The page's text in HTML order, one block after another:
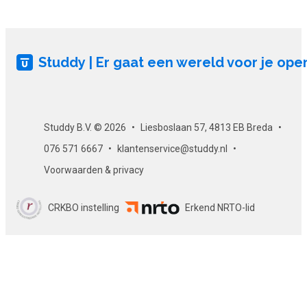
plaatsen. Zo ontwikkel je je en laat je het ook aan anderen
zien!
Studdy | Er gaat een wereld voor je
Studdy B.V. © 2026
Liesboslaan 57, 4813 EB Breda
076 571 6667
klantenservice@studdy.nl
Voorwaarden & privacy
CRKBO instelling Erkend NRTO-lid